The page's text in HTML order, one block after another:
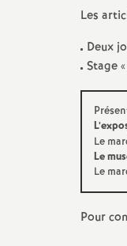
Les
Deux
Stage «
Le
Le
Le
Pour